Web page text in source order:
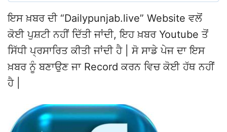
ਇਸ ਖ਼ਬਰ ਦੀ “Dailypunjab.live” Website ਵਲੋਂ
ਕੋਈ ਪੁਸ਼ਟੀ ਨਹੀਂ ਦਿੱਤੀ ਜਾਂਦੀ, ਇਹ ਖ਼ਬਰ Youtube ਤੋਂ
ਸਿੱਧੀ ਪ੍ਰਸਾਰਿਤ ਕੀਤੀ ਜਾਂਦੀ ਹੈ | ਸੋ ਸਾਡੇ ਪੇਜ ਦਾ ਇਸ
ਖ਼ਬਰ ਨੂੰ ਬਣਾਉਣ ਜਾ Record ਕਰਨ ਵਿਚ ਕੋਈ ਹੱਥ ਨਹੀਂ
ਹੈ |